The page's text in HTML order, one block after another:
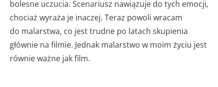
bolesne uczucia. Scenariusz nawiązuje do tych emocji,
chociaż wyraża je inaczej. Teraz powoli wracam
do malarstwa, co jest trudne po latach skupienia
głównie na filmie. Jednak malarstwo w moim życiu jest
równie ważne jak film.